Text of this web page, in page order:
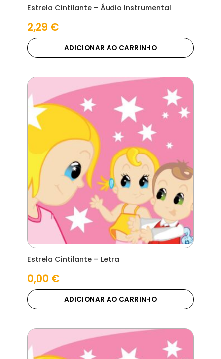
Estrela Cintilante – Áudio Instrumental
2,29 €
ADICIONAR AO CARRINHO
Estrela Cintilante – Letra
0,00 €
ADICIONAR AO CARRINHO